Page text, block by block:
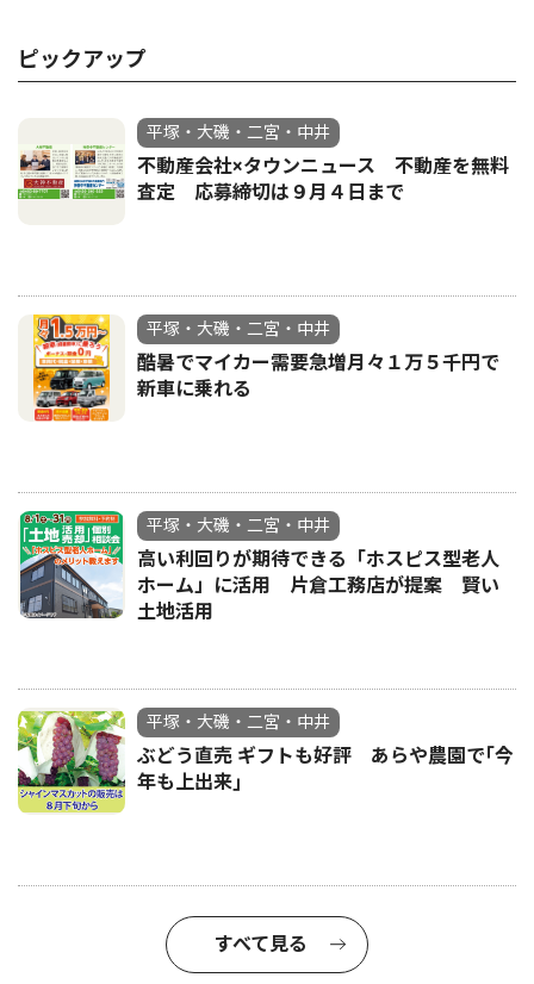
ピックアップ
平塚・大磯・二宮・中井
不動産会社×タウンニュース 不動産を無料
査定 応募締切は９月４日まで
平塚・大磯・二宮・中井
酷暑でマイカー需要急増月々１万５千円で
新車に乗れる
平塚・大磯・二宮・中井
高い利回りが期待できる「ホスピス型老人
ホーム」に活用 片倉工務店が提案 賢い
土地活用
平塚・大磯・二宮・中井
ぶどう直売 ギフトも好評 あらや農園で｢今
年も上出来｣
すべて見る